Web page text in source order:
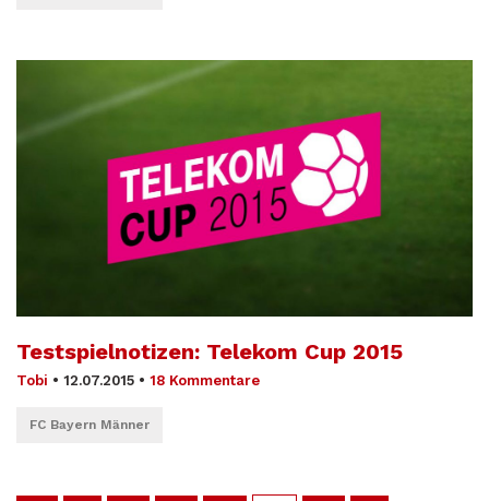
Testspielnotizen: Telekom Cup 2015
Tobi • 12.07.2015 • 18 Kommentare
FC Bayern Männer